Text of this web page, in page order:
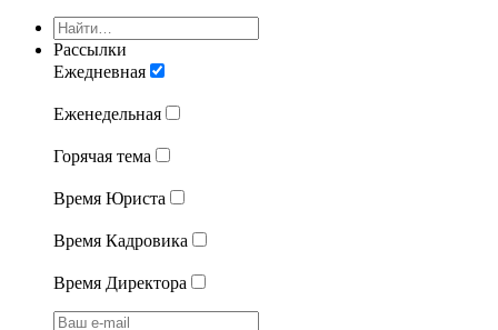
Рассылки
Ежедневная
Еженедельная
Горячая тема
Время Юриста
Время Кадровика
Время Директора